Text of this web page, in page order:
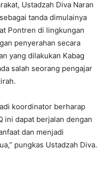
Ustadzah Diva Naran
tanda dimulainya
Pontren di lingkungan
penyerahan secara
yang dilakukan Kabag
salah seorang pengajar
koordinator berharap
ini dapat berjalan dengan
dan menjadi
pungkas Ustadzah Diva.